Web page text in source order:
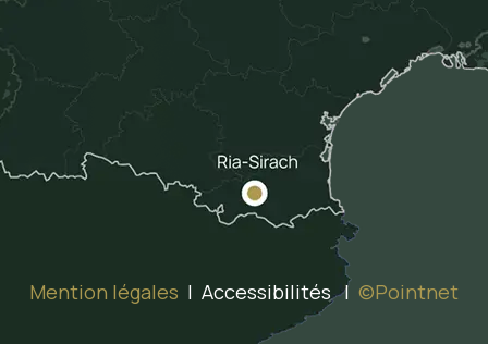
Mention légales | Accessibilités | ©Pointnet